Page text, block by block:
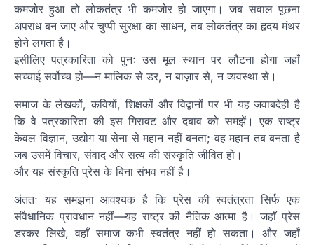
कमजोर हुआ तो लोकतंत्र भी कमजोर हो जाएगा। जब सवाल पूछना
अपराध बन जाए और चुप्पी सुरक्षा का साधन, तब लोकतंत्र का हृदय मंथर
होने लगता है।
इसीलिए पत्रकारिता को पुनः उस मूल स्थान पर लौटना होगा जहाँ
सच्चाई सर्वोच्च हो—न मालिक से डर, न बाज़ार से, न व्यवस्था से।
समाज के लेखकों, कवियों, शिक्षकों और विद्वानों पर भी यह जवाबदेही है
कि वे पत्रकारिता की इस गिरावट और दबाव को समझें। एक राष्ट्र
केवल विज्ञान, उद्योग या सेना से महान नहीं बनता; वह महान तब बनता है
जब उसमें विचार, संवाद और सत्य की संस्कृति जीवित हो।
और यह संस्कृति प्रेस के बिना संभव नहीं है।
अंततः यह समझना आवश्यक है कि प्रेस की स्वतंत्रता सिर्फ एक
संवैधानिक प्रावधान नहीं—यह राष्ट्र की नैतिक आत्मा है। जहाँ प्रेस
डरकर लिखे, वहाँ समाज कभी स्वतंत्र नहीं हो सकता। और जहाँ